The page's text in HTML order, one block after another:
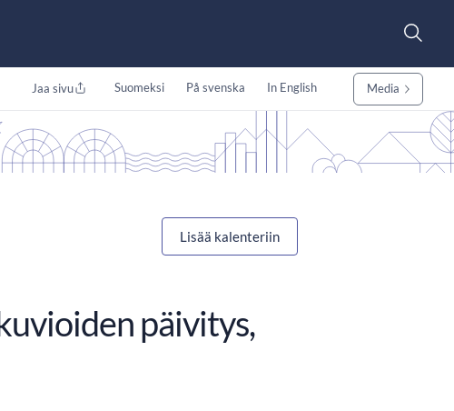
Jaa sivu Suomeksi På svenska In English Media
Lisää kalenteriin
päivitys,